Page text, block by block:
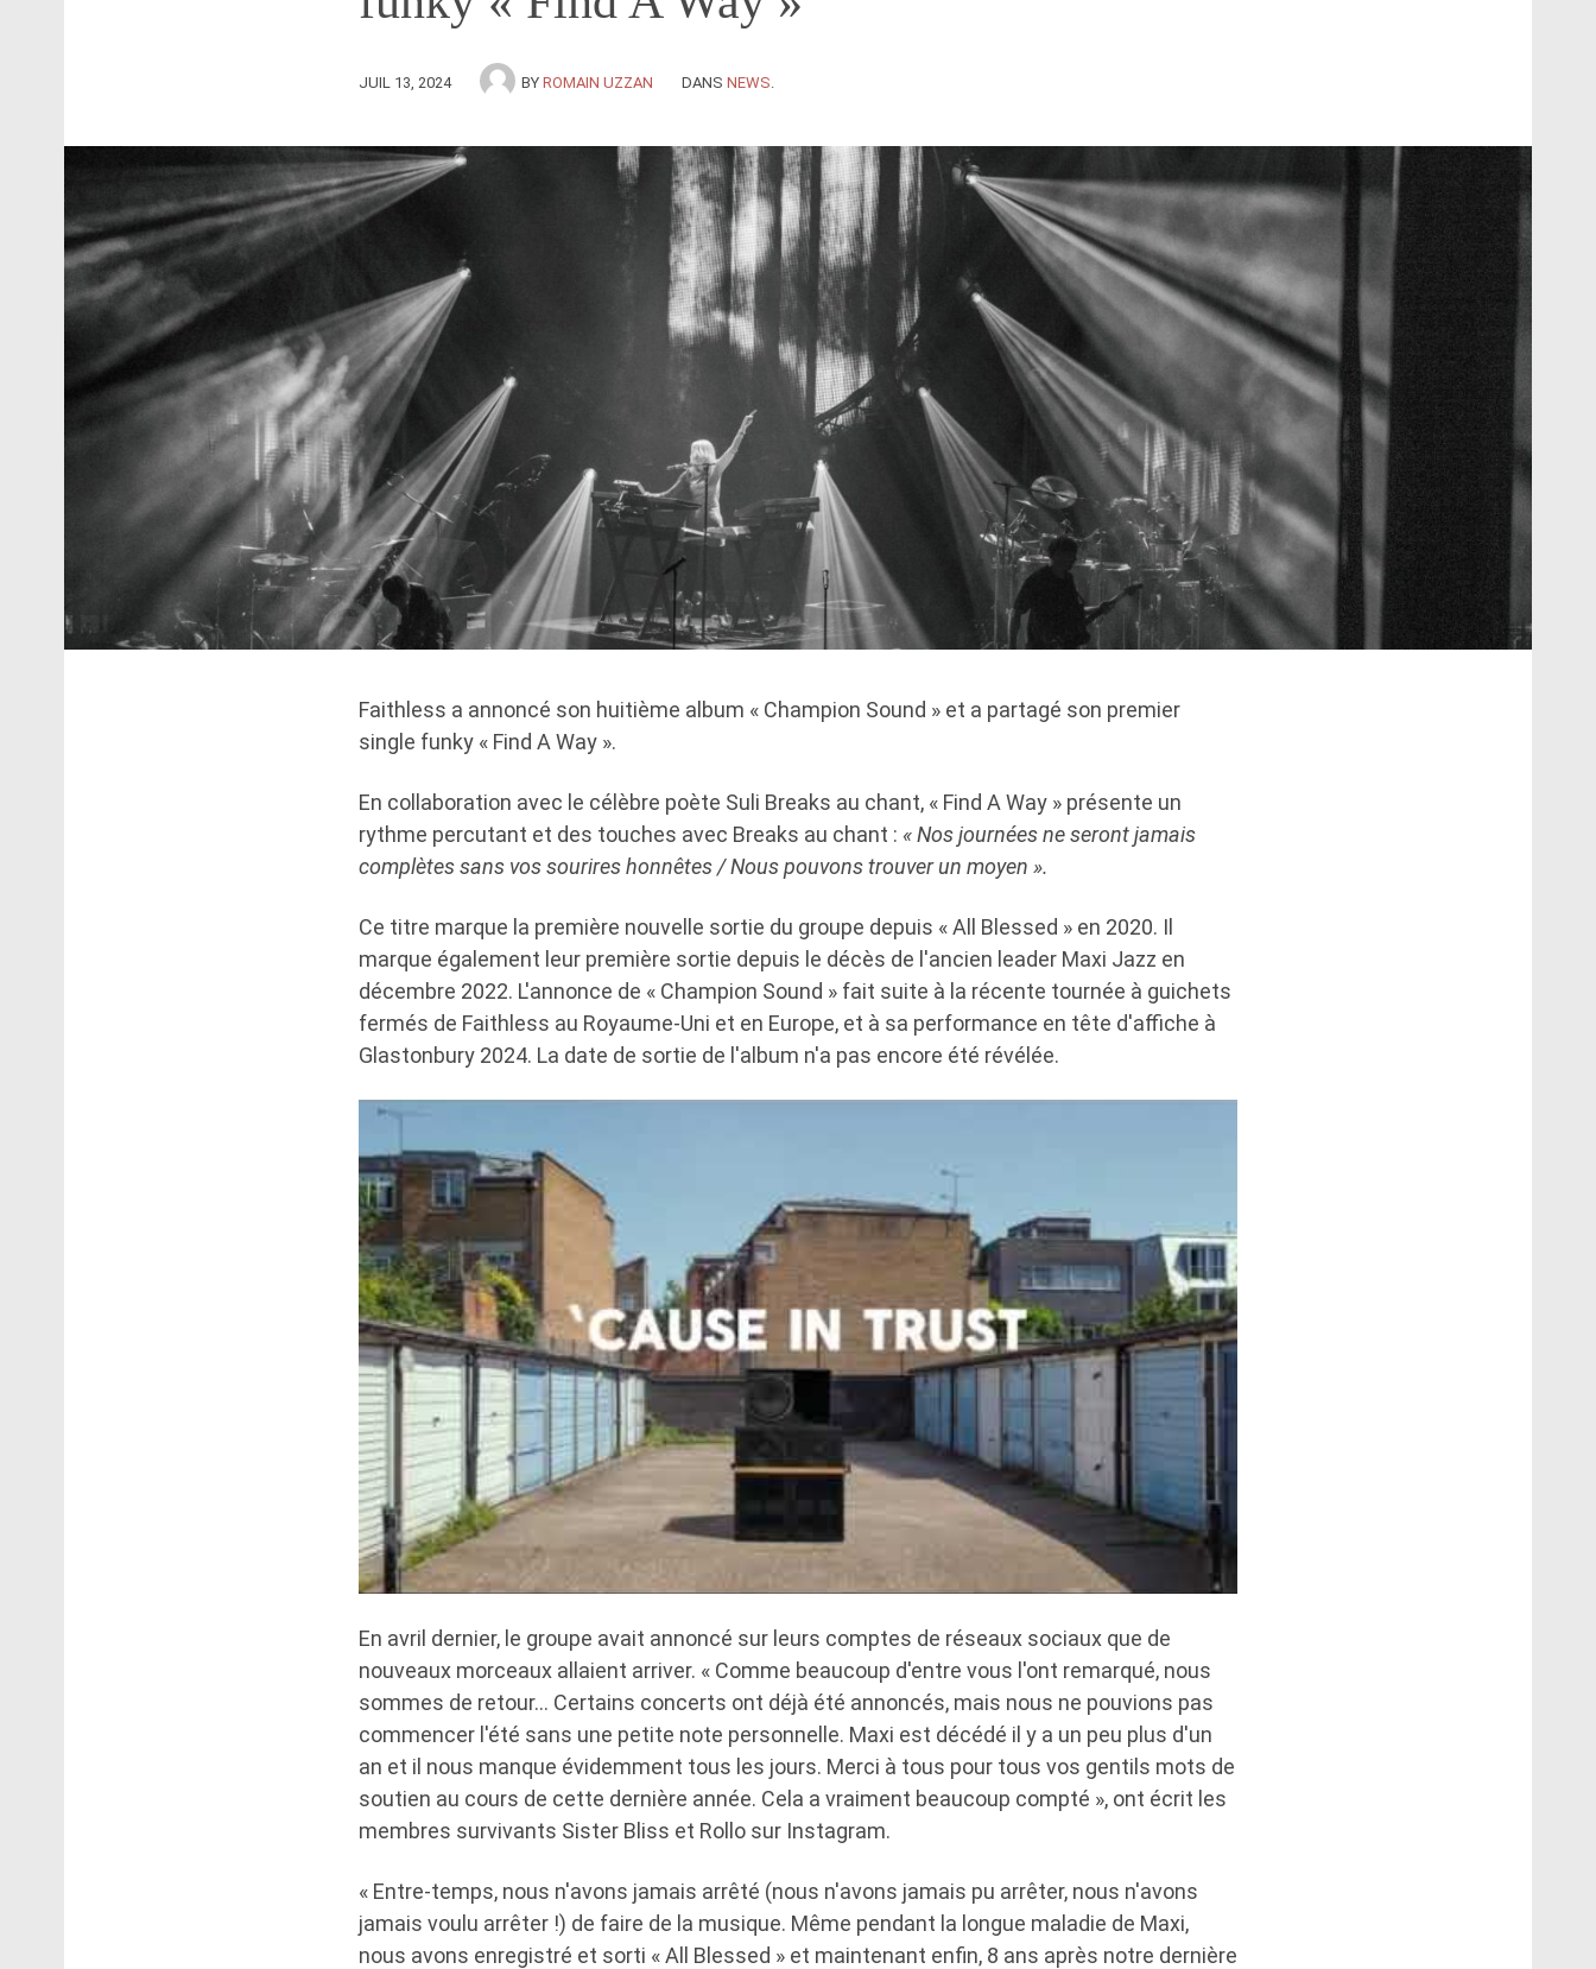
JUIL 13, 2024 BY ROMAIN UZZAN DANS NEWS
Faithless a annoncé son huitième album « Champion Sound » et a partagé son premier
single funky « Find A Way ».
En collaboration avec le célèbre poète Suli Breaks au chant, « Find A Way » présente un
rythme percutant et des touches avec Breaks au chant : « Nos journées ne seront jamais
complètes sans vos sourires honnêtes / Nous pouvons trouver un moyen ».
Ce titre marque la première nouvelle sortie du groupe depuis « All Blessed » en 2020. Il
marque également leur première sortie depuis le décès de l'ancien leader Maxi Jazz en
décembre 2022. L'annonce de « Champion Sound » fait suite à la récente tournée à guichets
fermés de Faithless au Royaume-Uni et en Europe, et à sa performance en tête d'affiche à
Glastonbury 2024. La date de sortie de l'album n'a pas encore été révélée.
En avril dernier, le groupe avait annoncé sur leurs comptes de réseaux sociaux que de
nouveaux morceaux allaient arriver. « Comme beaucoup d'entre vous l'ont remarqué, nous
sommes de retour… Certains concerts ont déjà été annoncés, mais nous ne pouvions pas
commencer l'été sans une petite note personnelle. Maxi est décédé il y a un peu plus d'un
an et il nous manque évidemment tous les jours. Merci à tous pour tous vos gentils mots de
soutien au cours de cette dernière année. Cela a vraiment beaucoup compté », ont écrit les
membres survivants Sister Bliss et Rollo sur Instagram.
« Entre-temps, nous n'avons jamais arrêté (nous n'avons jamais pu arrêter, nous n'avons
jamais voulu arrêter !) de faire de la musique. Même pendant la longue maladie de Maxi,
nous avons enregistré et sorti « All Blessed » et maintenant enfin, 8 ans après notre dernière